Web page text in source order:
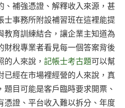
、補強憑證、解釋收入來源，甚
士事務所附設補習班在這裡能提
教育訓練結合，讓企業主知道為
財稅專業者看見每一個答案背後
人來說， 記帳士考古題可以幫
已經在市場裡經營的人來說，真
目可能是客戶臨時要求開票、
憑證、平台收入難以拆分、年度